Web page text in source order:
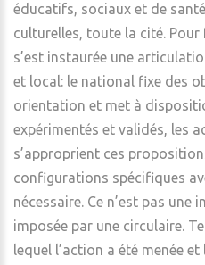
éducatifs, sociaux et de
culturelles, toute la cité.
s’est instaurée une
et local: le national fixe des
orientation et met à
expérimentés et validés, les
s’approprient ces
configurations spécifiques
nécessaire. Ce n’est pas
imposée par une circulaire.
lequel l’action a été menée